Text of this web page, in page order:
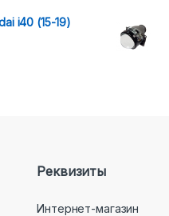
i40 (15-19)
Реквизиты
Интернет-магазин